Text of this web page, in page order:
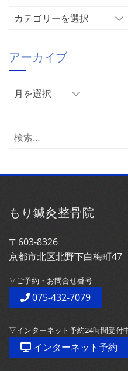
リ
ー
アーカイブ
ア
イ
検
もり鍼灸整骨院
〒603-8326
京都市北区北野下白梅町47
▽ご予約・お問合せ番号
075-432-7079
▽インターネット予約24時間受付
インターネット予約